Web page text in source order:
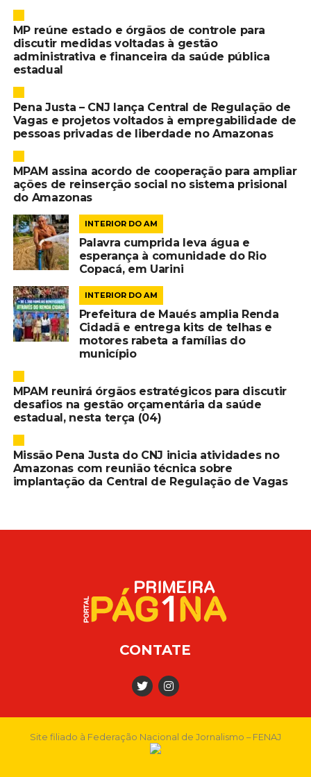
MP reúne estado e órgãos de controle para
discutir medidas voltadas à gestão
administrativa e financeira da saúde pública
estadual
Pena Justa – CNJ lança Central de Regulação de
Vagas e projetos voltados à empregabilidade de
pessoas privadas de liberdade no Amazonas
MPAM assina acordo de cooperação para ampliar
ações de reinserção social no sistema prisional
do Amazonas
INTERIOR DO AM
Palavra cumprida leva água e
esperança à comunidade do Rio
Copacá, em Uarini
INTERIOR DO AM
Prefeitura de Maués amplia Renda
Cidadã e entrega kits de telhas e
motores rabeta a famílias do
município
MPAM reunirá órgãos estratégicos para discutir
desafios na gestão orçamentária da saúde
estadual, nesta terça (04)
Missão Pena Justa do CNJ inicia atividades no
Amazonas com reunião técnica sobre
implantação da Central de Regulação de Vagas
CONTATE
Site filiado à Federação Nacional de Jornalismo – FENAJ